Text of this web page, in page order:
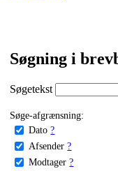
Søgning i
Søgetekst
Søge-afgrænsning:
Dato ?
Afsender ?
Modtager ?